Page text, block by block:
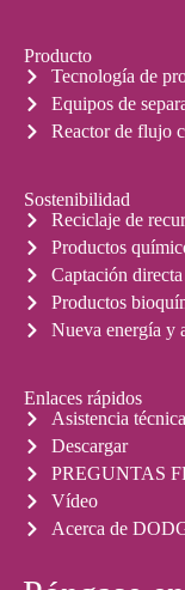
Producto
Tecnología de
Equipos de
Reactor de flujo
Sostenibilidad
Reciclaje de
Productos
Captación
Productos
Nueva energía y
Enlaces rápidos
Asistencia técnica
Descargar
PREGUNTAS
Vídeo
Acerca de